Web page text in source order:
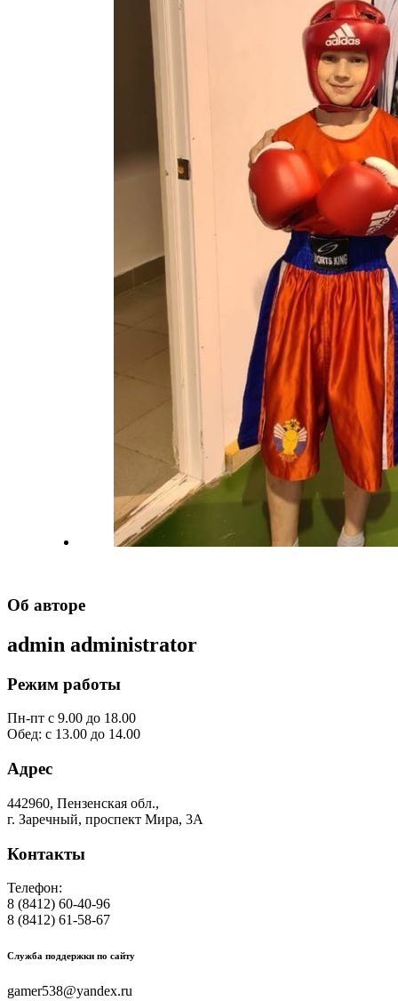
Об авторе
admin administrator
Режим работы
Пн-пт с 9.00 до 18.00
Обед: с 13.00 до 14.00
Адрес
442960, Пензенская обл.,
г. Заречный, проспект Мира, 3А
Контакты
Телефон:
8 (8412) 60-40-96
8 (8412) 61-58-67
Служба поддержки по сайту
gamer538@yandex.ru